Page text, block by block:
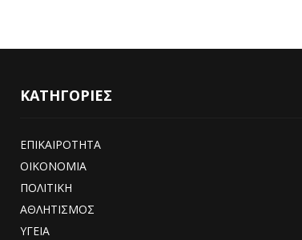
ΚΑΤΗΓΟΡΙΕΣ
ΕΠΙΚΑΙΡΟΤΗΤΑ
ΟΙΚΟΝΟΜΙΑ
ΠΟΛΙΤΙΚΗ
ΑΘΛΗΤΙΣΜΟΣ
ΥΓΕΙΑ